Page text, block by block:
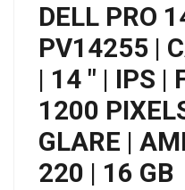
DELL PRO
PV14255 |
| 14 " | IPS |
1200
GLARE |
220 | 16 GB